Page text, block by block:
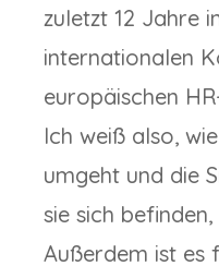
zuletzt 12 Jahre
internationalen
europäischen
Ich weiß also,
umgeht und die
sie sich
Außerdem ist es